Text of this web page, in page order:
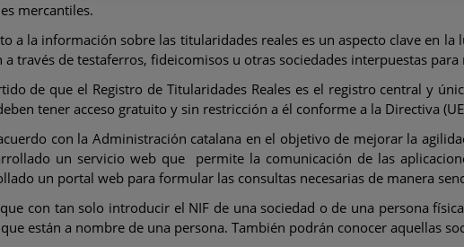
mercantiles.
a la información sobre las titularidades reales es un aspecto clave en
través de testaferros, fideicomisos u otras sociedades interpuestas
de que el Registro de Titularidades Reales es el registro central y
tener acceso gratuito y sin restricción a él conforme a la Directiva
con la Administración catalana en el objetivo de mejorar la
un servicio web que permite la comunicación de las
un portal web para formular las consultas necesarias de manera
con tan solo introducir el NIF de una sociedad o de una persona
están a nombre de una persona. También podrán conocer aquellas